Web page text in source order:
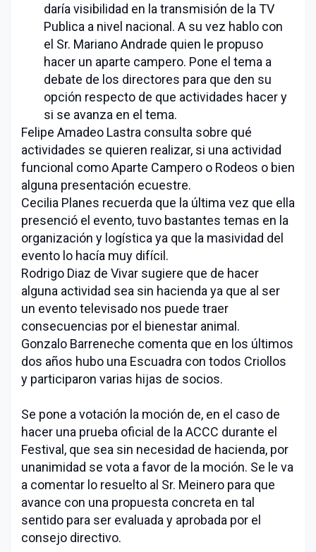
daría visibilidad en la transmisión de la TV
Publica a nivel nacional. A su vez hablo con
el Sr. Mariano Andrade quien le propuso
hacer un aparte campero. Pone el tema a
debate de los directores para que den su
opción respecto de que actividades hacer y
si se avanza en el tema.
Felipe Amadeo Lastra consulta sobre qué
actividades se quieren realizar, si una actividad
funcional como Aparte Campero o Rodeos o bien
alguna presentación ecuestre.
Cecilia Planes recuerda que la última vez que ella
presenció el evento, tuvo bastantes temas en la
organización y logística ya que la masividad del
evento lo hacía muy difícil.
Rodrigo Diaz de Vivar sugiere que de hacer
alguna actividad sea sin hacienda ya que al ser
un evento televisado nos puede traer
consecuencias por el bienestar animal.
Gonzalo Barreneche comenta que en los últimos
dos años hubo una Escuadra con todos Criollos
y participaron varias hijas de socios.
Se pone a votación la moción de, en el caso de
hacer una prueba oficial de la ACCC durante el
Festival, que sea sin necesidad de hacienda, por
unanimidad se vota a favor de la moción. Se le va
a comentar lo resuelto al Sr. Meinero para que
avance con una propuesta concreta en tal
sentido para ser evaluada y aprobada por el
consejo directivo.